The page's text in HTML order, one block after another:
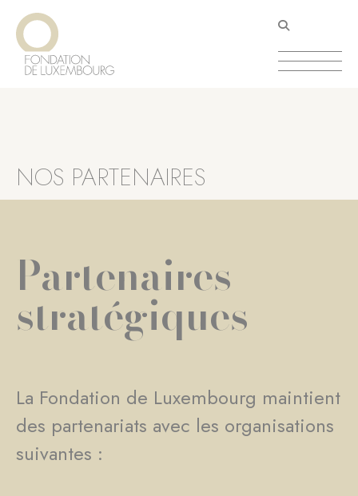
Aller
contenu
principal
NOS PARTENAIRES
Partenaires
stratégiques
La Fondation de Luxembourg maintient
des partenariats avec les organisations
suivantes :
Panneau de gestion des cookies